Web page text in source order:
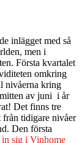
inlägget med så
men i
Första kvartalet
omkring
nivåerna kring
av juni i år
Det finns tre
från tidigare nivåer
Den första
sig i Vinhome